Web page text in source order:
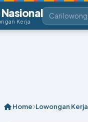
Kerja
Home Lowongan Kerja